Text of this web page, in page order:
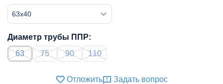
Диаметр трубы ППР:
63
75 90 110
Отложить Задать вопрос